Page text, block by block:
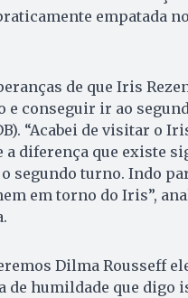
empatada
de que Iris
e conseguir ir ao
“Acabei de visitar o
a diferença que existe
segundo turno. Indo
em torno do Iris”,
Dilma Rousseff
de humildade que digo